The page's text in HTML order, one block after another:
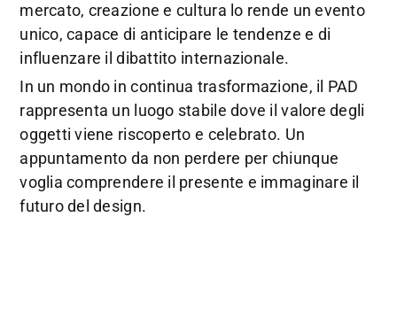
mercato, creazione e cultura lo rende un evento
unico, capace di anticipare le tendenze e di
influenzare il dibattito internazionale.
In un mondo in continua trasformazione, il PAD
rappresenta un luogo stabile dove il valore degli
oggetti viene riscoperto e celebrato. Un
appuntamento da non perdere per chiunque
voglia comprendere il presente e immaginare il
futuro del design.